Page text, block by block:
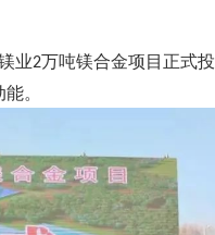
业2万吨镁合金项目正式投
。